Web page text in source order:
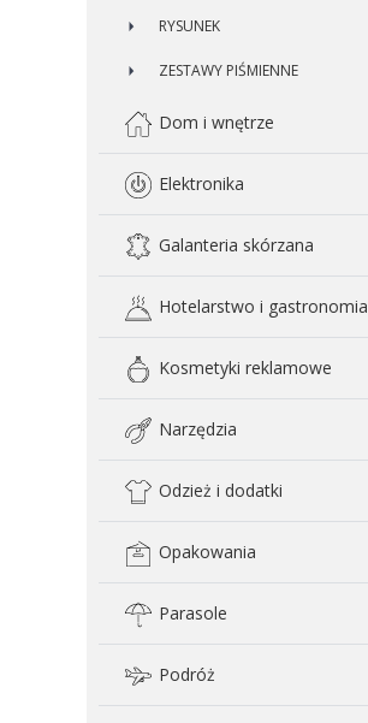
RYSUNEK
ZESTAWY PIŚMIENNE
Dom i wnętrze
Elektronika
Galanteria skórzana
Hotelarstwo i gastronomia
Kosmetyki reklamowe
Narzędzia
Odzież i dodatki
Opakowania
Parasole
Podróż